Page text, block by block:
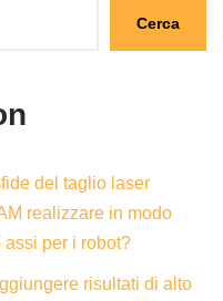
Cerca
del taglio laser
realizzare in modo
per i robot?
risultati di alto